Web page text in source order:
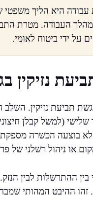
עבודה היא הליך משפטי
העבודה. מטרת
על ידי ביטוח לאומי.
נזיקין
תביעת נזיקין.
(למשל קבלן חיצוני
בוצעה הכשרה מספקת
או ניהול רשלני של
ההתרשלות לבין
ההיבט המהותי